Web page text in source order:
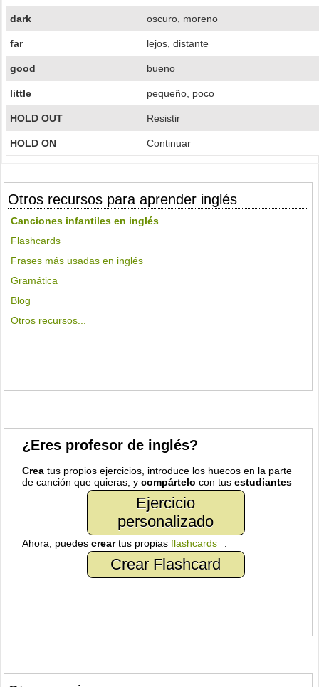
dark oscuro, moreno
far lejos, distante
good bueno
little pequeño, poco
HOLD OUT Resistir
HOLD ON Continuar
Otros recursos para aprender inglés
Canciones infantiles en inglés
Flashcards
Frases más usadas en inglés
Gramática
Blog
Otros recursos...
¿Eres profesor de inglés?
Crea tus propios ejercicios, introduce los huecos en la parte
de canción que quieras, ycompártelo con tusestudiantes
Ejercicio
personalizado
Ahora, puedescreartus propiasflashcards
Crear Flashcard